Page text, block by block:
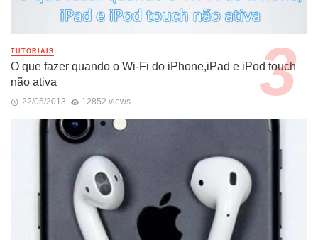
TUTORIAIS
O que fazer quando o Wi-Fi do iPhone,iPad e iPod touch
não ativa
22/05/2013 12852 views